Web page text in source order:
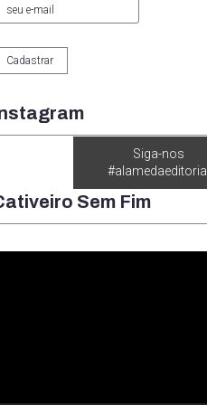
Siga-nos
#alamedaeditorial
Sem Fim